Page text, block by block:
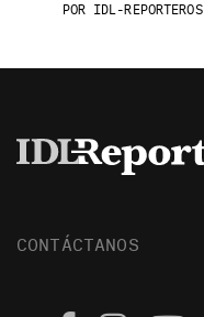
POR IDL-REPORTEROS
CONTÁCTANOS